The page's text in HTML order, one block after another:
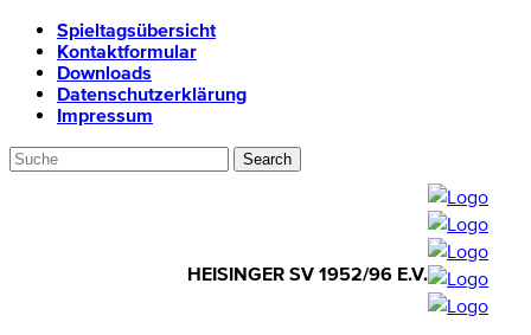
Spieltagsübersicht
Kontaktformular
Downloads
Datenschutzerklärung
Impressum
HEISINGER SV 1952/96 E.V.